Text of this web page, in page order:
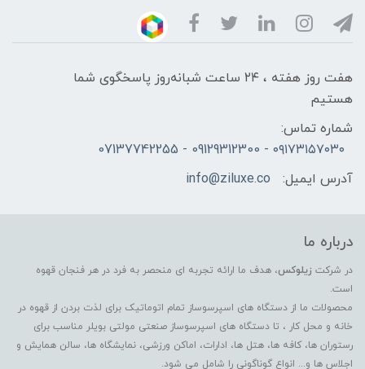
هفت روز هفته ، ۲۴ ساعت شبانه‌روز پاسخگوی شما
هستیم
شماره تماس:
۰۹۱۷۳۱۵۷۰۳۰ - 09129312300 - 07137742255
آدرس ایمیل:
info@ziluxe.co
درباره ما
در شرکت زیلوکس، هدف ما ارائه تجربه ای منحصر به فرد در هر فنجان قهوه
است.
محصولات ما از دستگاه های اسپرسوساز تمام اتوماتیک برای لذت بردن از قهوه در
خانه و محل کار ، تا دستگاه های اسپرسوساز صنعتی مولتی بویلر مناسب برای
رستوران ها، کافه ها، هتل ها، ادارات، اماکن ورزشی، نمایشگاه ها، سالن همایش و
اجلاس ها و... انواع گوناگونی را شامل می شود.